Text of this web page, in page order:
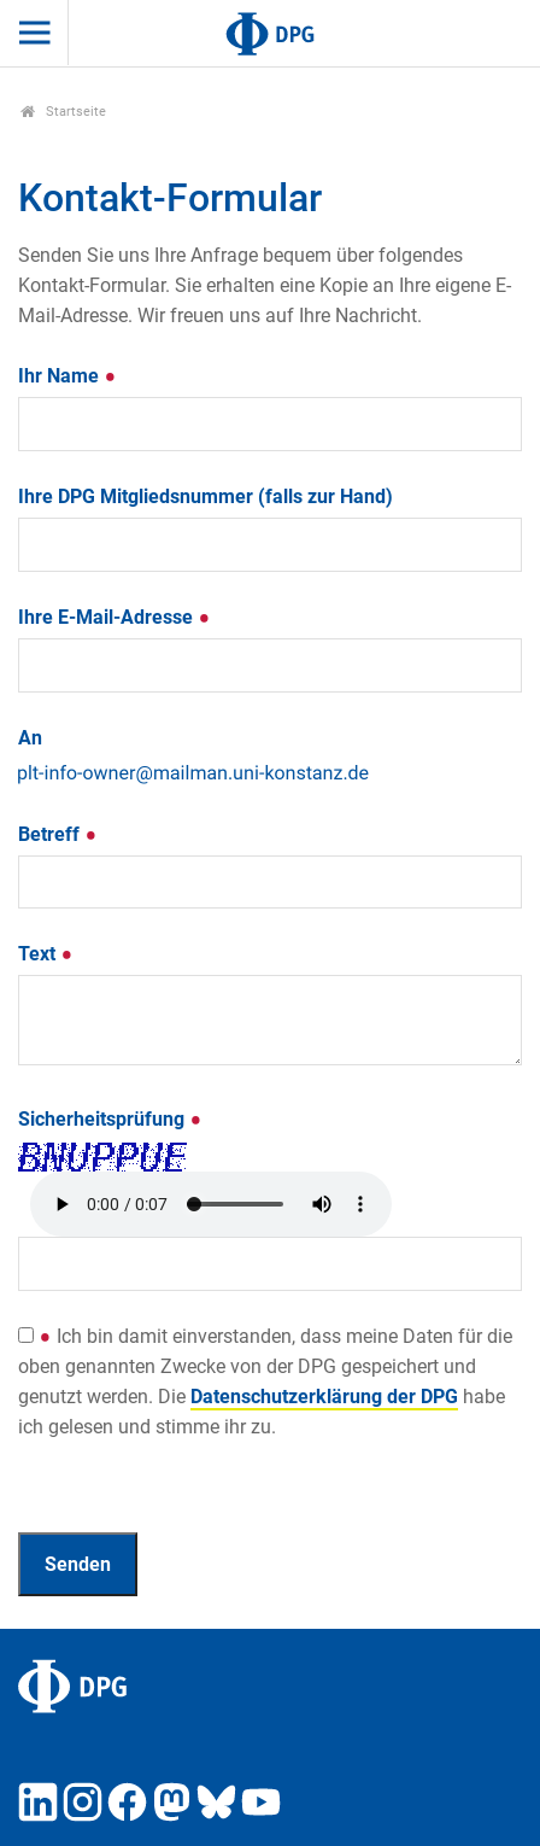
Startseite
Kontakt-Formular
Senden Sie uns Ihre Anfrage bequem über folgendes
Kontakt-Formular. Sie erhalten eine Kopie an Ihre eigene E-
Mail-Adresse. Wir freuen uns auf Ihre Nachricht.
Ihr Name
Ihre DPG Mitgliedsnummer (falls zur Hand)
Ihre E-Mail-Adresse
An
Betreff
Text
Sicherheitsprüfung
Ich bin damit einverstanden, dass meine Daten für die
oben genannten Zwecke von der DPG gespeichert und
genutzt werden. Die Datenschutzerklärung der DPG habe
ich gelesen und stimme ihr zu.